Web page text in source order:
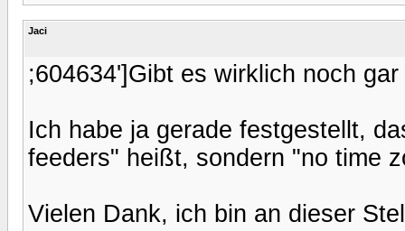
Jaci
;604634']Gibt es wirklich noch
Ich habe ja gerade festgestellt,
feeders" heißt, sondern "no time
Vielen Dank, ich bin an dieser